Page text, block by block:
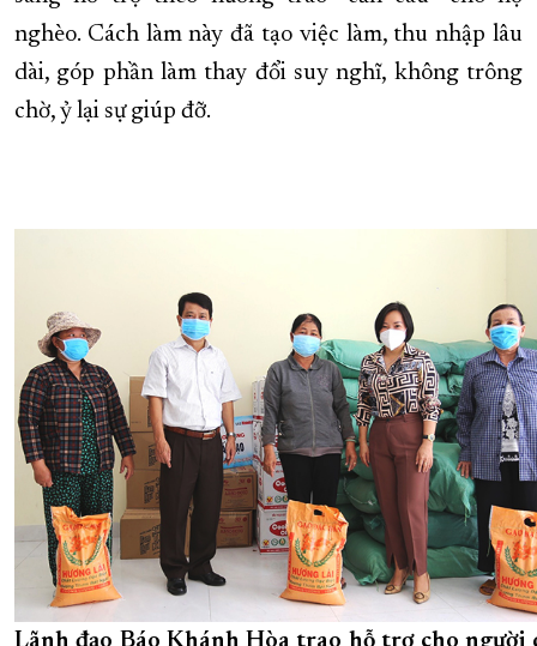
nghèo. Cách làm này đã tạo việc làm, thu nhập lâu
dài, góp phần làm thay đổi suy nghĩ, không trông
chờ, ỷ lại sự giúp đỡ.
Lãnh đạo Báo Khánh Hòa trao hỗ trợ cho người